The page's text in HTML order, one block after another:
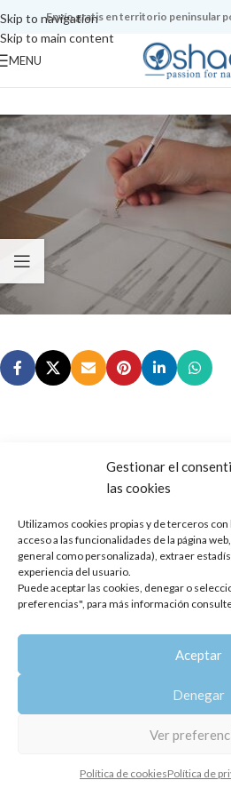
Gestionar el
las cookies
Utilizamos cookies propias y de terceros
acceso a las funcionalidades de la página
general como personalizada), extraer
experiencia del usuario.
Puede aceptar las cookies, denegar o
preferencias", para más información
Aceptar
Denegar
Ver
Política de cookiesPolítica de
Skip to navigation
Skip to main content
Envío gratis en territorio peninsular
MENU
Copyright 2014-2025
Política de privacidad Aviso legal |